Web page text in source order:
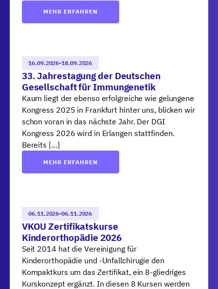
MEHR ERFAHREN
16.09.2026-18.09.2026
33. Jahrestagung der Deutschen
Gesellschaft für Immungenetik
Kaum liegt der ebenso erfolgreiche wie gelungene
Kongress 2025 in Frankfurt hinter uns, blicken wir
schon voran in das nächste Jahr. Der DGI
Kongress 2026 wird in Erlangen stattfinden.
Bereits […]
MEHR ERFAHREN
06.11.2026-06.11.2026
VKOU Zertifikatskurse
Kinderorthopädie 2026
Seit 2014 hat die Vereinigung für
Kinderorthopädie und -Unfallchirugie den
Kompaktkurs um das Zertifikat, ein 8-gliedriges
Kurskonzept ergänzt. In diesen 8 Kursen werden